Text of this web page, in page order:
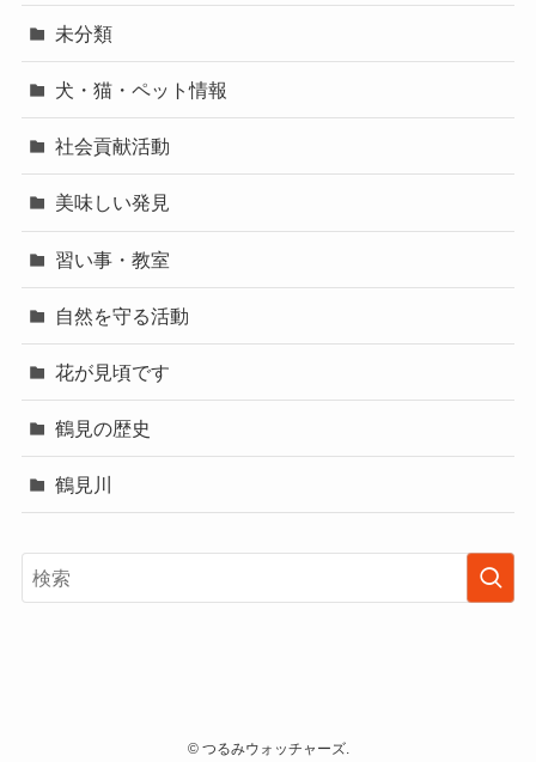
未分類
犬・猫・ペット情報
社会貢献活動
美味しい発見
習い事・教室
自然を守る活動
花が見頃です
鶴見の歴史
鶴見川
©つるみウォッチャーズ.